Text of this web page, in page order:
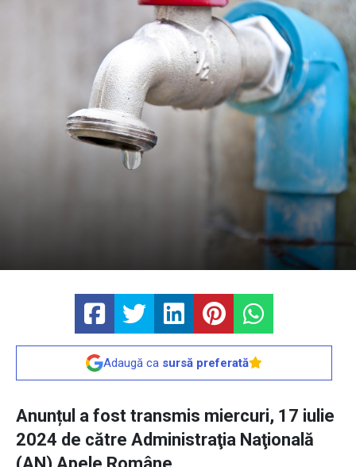
Adaugă ca sursă preferată
Anunțul a fost transmis miercuri, 17 iulie
2024 de către Administraţia Naţională